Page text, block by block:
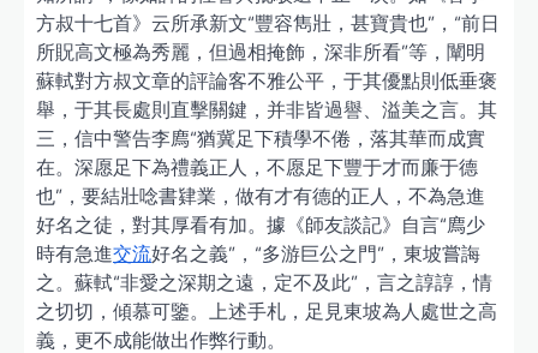
方叔十七首》云所承新文“豐容雋壯，甚寶貴也”，“前日
所貺高文極為秀麗，但過相掩飾，深非所看”等，闡明
蘇軾對方叔文章的評論客不雅公平，于其優點則低垂褒
舉，于其長處則直擊關鍵，并非皆過譽、溢美之言。其
三，信中警告李廌“猶冀足下積學不倦，落其華而成實
在。深愿足下為禮義正人，不愿足下豐于才而廉于德
也”，要結壯唸書肄業，做有才有德的正人，不為急進
好名之徒，對其厚看有加。據《師友談記》自言“廌少
時有急進交流好名之義”，“多游巨公之門”，東坡嘗誨
之。蘇軾“非愛之深期之遠，定不及此”，言之諄諄，情
之切切，傾慕可鑒。上述手札，足見東坡為人處世之高
義，更不成能做出作弊行動。